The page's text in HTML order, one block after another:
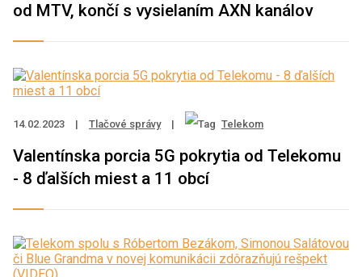
od MTV, končí s vysielaním AXN kanálov
14.02.2023 | Tlačové správy | Telekom
Valentínska porcia 5G pokrytia od Telekomu
- 8 ďalších miest a 11 obcí